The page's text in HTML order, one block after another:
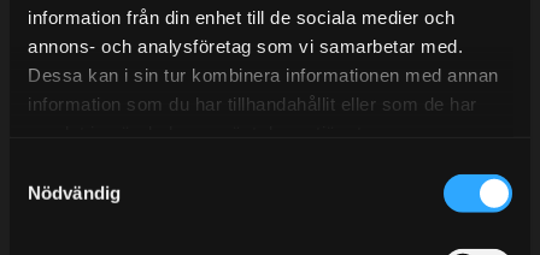
information från din enhet till de sociala medier och
annons- och analysföretag som vi samarbetar med.
Dessa kan i sin tur kombinera informationen med annan
information som du har tillhandahållit eller som de har
Nödvändig
BLOG
KONTAKTA OSS